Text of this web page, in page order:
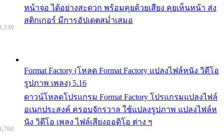
หน้าจอ ได้อย่างสะดวก พร้อมคุยด้วยเสียง คุยเห็นหน้า ส่ง
สติกเกอร์ มีการอัปเดตสม่ำเสมอ
Format Factory (โหลด Format Factory แปลงไฟล์หนัง วิดีโอ
รูปภาพ เพลง) 5.16
ดาวน์โหลดโปรแกรม Format Factory โปรแกรมแปลงไฟล์
อเนกประสงค์ ครอบจักรวาล ใช้แปลงรูปภาพ แปลงไฟล์ห
นัง วิดีโอ เพลง ไฟล์เสียงออดิโอ ต่าง ๆ